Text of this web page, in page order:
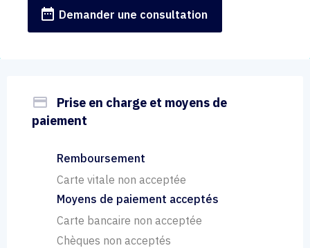
date_range Demander une consultation
payment
Prise en charge et moyens de
paiement
Remboursement
Carte vitale non acceptée
Moyens de paiement acceptés
Carte bancaire non acceptée
Chèques non acceptés